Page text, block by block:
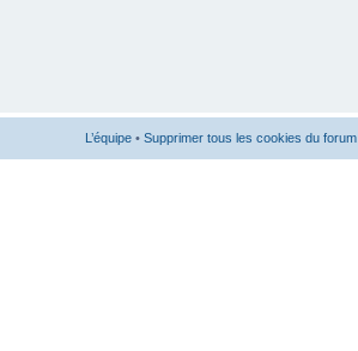
L’équipe • Supprimer tous les cookies du forum